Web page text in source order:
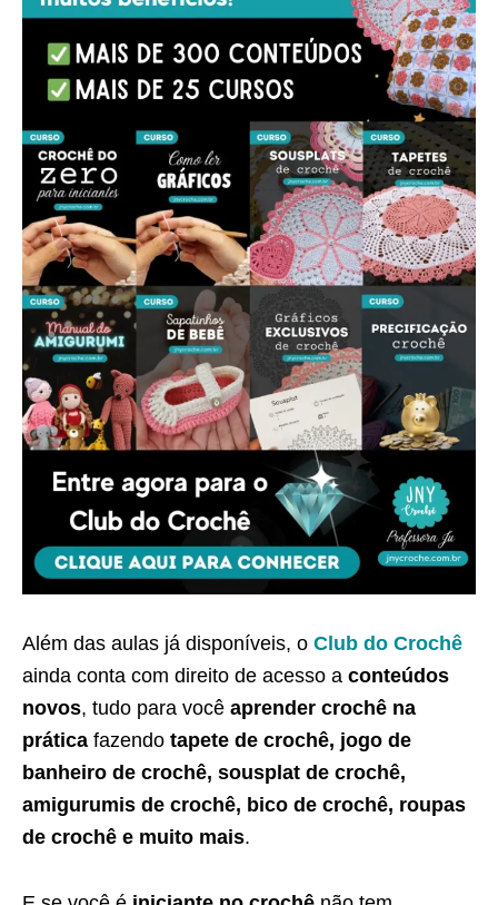
Além das aulas já disponíveis, o Club do Crochê
ainda conta com direito de acesso a conteúdos
novos, tudo para você aprender crochê na
prática fazendo tapete de crochê, jogo de
banheiro de crochê, sousplat de crochê,
amigurumis de crochê, bico de crochê, roupas
de crochê e muito mais.